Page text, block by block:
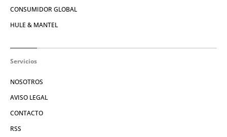
CONSUMIDOR GLOBAL
HULE & MANTEL
Servicios
NOSOTROS
AVISO LEGAL
CONTACTO
RSS